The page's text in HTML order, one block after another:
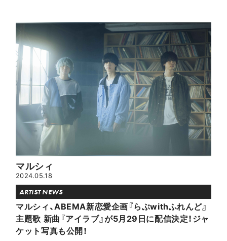
マルシィ
2024.05.18
ARTIST NEWS
マルシィ、ABEMA新恋愛企画『らぶwithふれんど』
主題歌 新曲『アイラブ』が5月29日に配信決定！ジャ
ケット写真も公開！